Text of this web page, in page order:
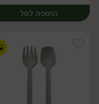
הוספה לסל